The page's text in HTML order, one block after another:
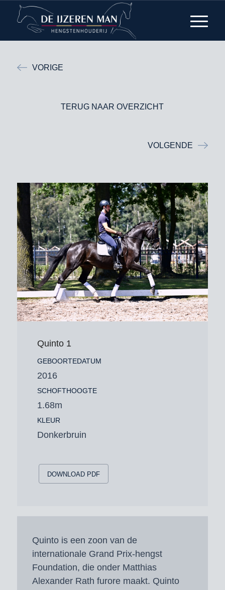
VORIGE
TERUG NAAR OVERZICHT
VOLGENDE
Quinto 1
GEBOORTEDATUM
2016
SCHOFTHOOGTE
1.68m
KLEUR
Donkerbruin
DOWNLOAD PDF
Quinto is een zoon van de
internationale Grand Prix-hengst
Foundation, die onder Matthias
Alexander Rath furore maakt. Quinto